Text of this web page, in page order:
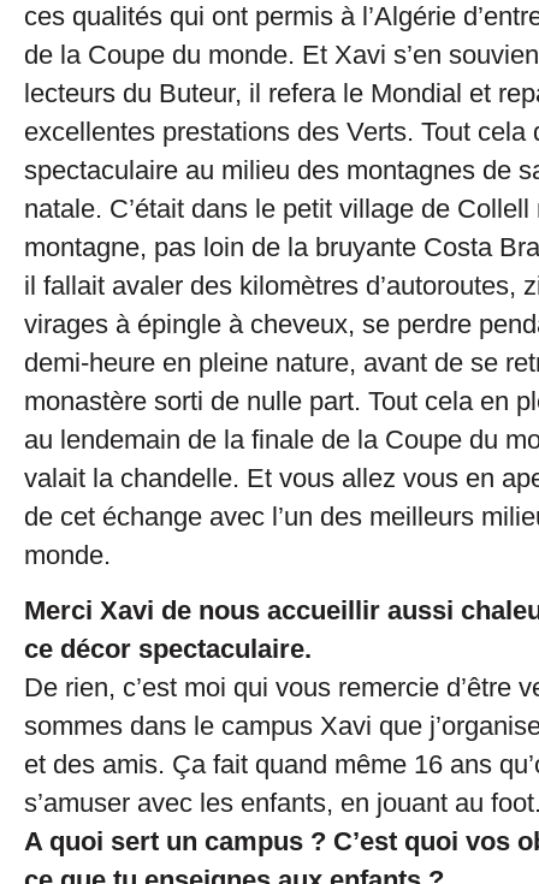
ces qualités qui ont permis à l’Algérie
de la Coupe du monde. Et Xavi s’en
lecteurs du Buteur, il refera le Mondial et
excellentes prestations des Verts. Tout cela
spectaculaire au milieu des montagnes de
natale. C’était dans le petit village de
montagne, pas loin de la bruyante Costa
il fallait avaler des kilomètres d’autoroutes,
virages à épingle à cheveux, se perdre
demi-heure en pleine nature, avant de se
monastère sorti de nulle part. Tout cela en
au lendemain de la finale de la Coupe du
valait la chandelle. Et vous allez vous en
de cet échange avec l’un des meilleurs
monde.
Merci Xavi de nous accueillir aussi
ce décor spectaculaire.
De rien, c’est moi qui vous remercie d’être
sommes dans le campus Xavi que
et des amis. Ça fait quand même 16 ans
s’amuser avec les enfants, en jouant au
A quoi sert un campus ? C’est quoi vos